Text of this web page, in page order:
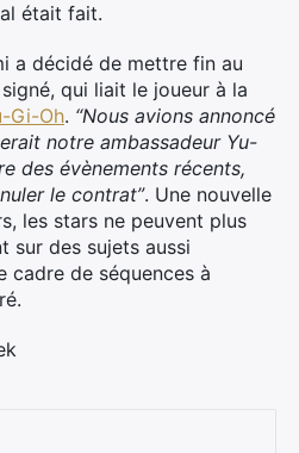
était fait.
a décidé de mettre fin au
qui liait le joueur à la
Gi-Oh. “Nous avions annoncé
notre ambassadeur Yu-
des évènements récents,
le contrat”. Une nouvelle
les stars ne peuvent plus
sur des sujets aussi
cadre de séquences à